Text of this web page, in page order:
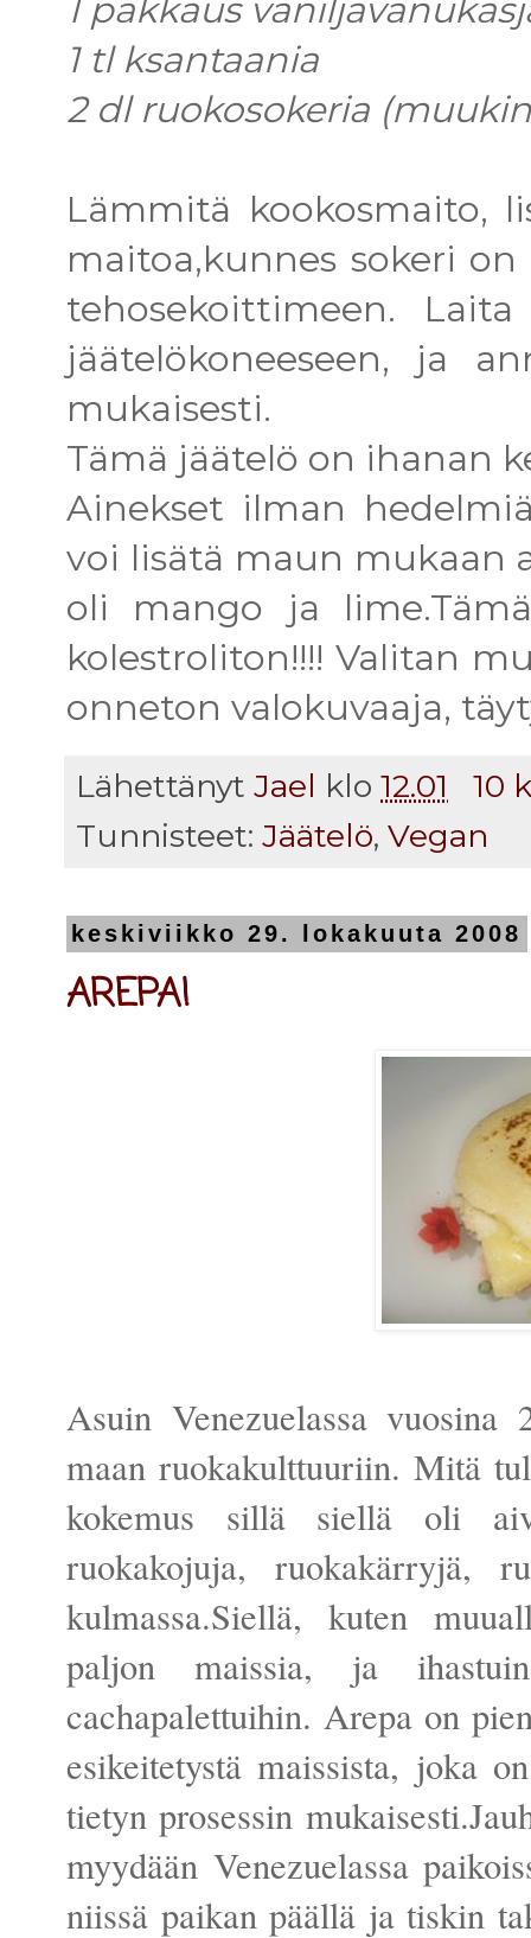
1 tl ksantaania
2 dl ruokosokeria
Lämmitä kookosmaito,
maitoa,kunnes sokeri
tehosekoittimeen.
jäätelökoneeseen, ja
mukaisesti.
Tämä jäätelö on ihanan
Ainekset ilman
voi lisätä maun mukaan
oli mango ja
kolestroliton!!!! Valitan
onneton valokuvaaja,
Lähettänyt Jael klo 12.01
10
Tunnisteet: Jäätelö, Vegan
keskiviikko 29. lokakuuta 2008
AREPA!
Asuin Venezuelassa
maan ruokakulttuuriin. Mitä
kokemus sillä siellä oli
ruokakojuja, ruokakärryjä,
kulmassa.Siellä, kuten
paljon maissia, ja
cachapalettuihin. Arepa on
esikeitetystä maissista, joka
tietyn prosessin
myydään Venezuelassa
niissä paikan päällä ja tiskin